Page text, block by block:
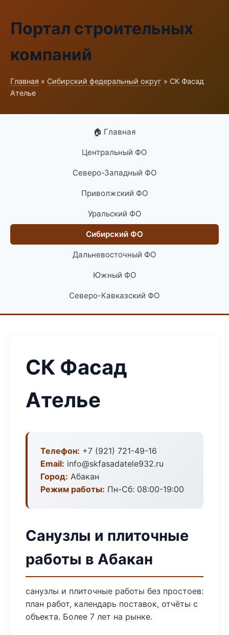
Портал строительных
компаний
Главная » Сибирский федеральный округ » СК Фасад
Ателье
🏠 Главная
Центральный ФО
Северо-Западный ФО
Приволжский ФО
Уральский ФО
Сибирский ФО
Дальневосточный ФО
Южный ФО
Северо-Кавказский ФО
СК Фасад
Ателье
Телефон: +7 (921) 721-49-16
Email: info@skfasadatele932.ru
Город: Абакан
Режим работы: Пн-Сб: 08:00-19:00
Санузлы и плиточные
работы в Абакан
санузлы и плиточные работы без простоев:
план работ, календарь поставок, отчёты с
объекта. Более 7 лет на рынке.